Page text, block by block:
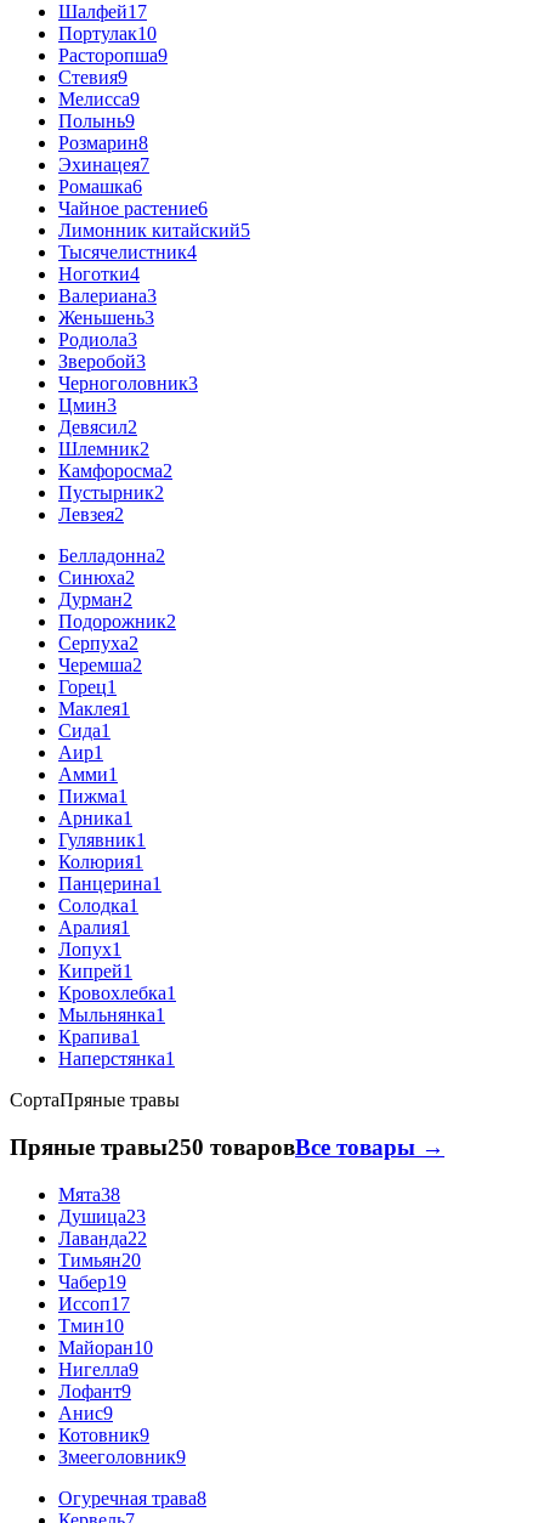
Шалфей17
Портулак10
Расторопша9
Стевия9
Мелисса9
Полынь9
Розмарин8
Эхинацея7
Ромашка6
Чайное растение6
Лимонник китайский5
Тысячелистник4
Ноготки4
Валериана3
Женьшень3
Родиола3
Зверобой3
Черноголовник3
Цмин3
Девясил2
Шлемник2
Камфоросма2
Пустырник2
Левзея2
Белладонна2
Синюха2
Дурман2
Подорожник2
Серпуха2
Черемша2
Горец1
Маклея1
Сида1
Аир1
Амми1
Пижма1
Арника1
Гулявник1
Колюрия1
Панцерина1
Солодка1
Аралия1
Лопух1
Кипрей1
Кровохлебка1
Мыльнянка1
Крапива1
Наперстянка1
СортаПряные травы
Пряные травы250 товаровВсе товары →
Мята38
Душица23
Лаванда22
Тимьян20
Чабер19
Иссоп17
Тмин10
Майоран10
Нигелла9
Лофант9
Анис9
Котовник9
Змееголовник9
Огуречная трава8